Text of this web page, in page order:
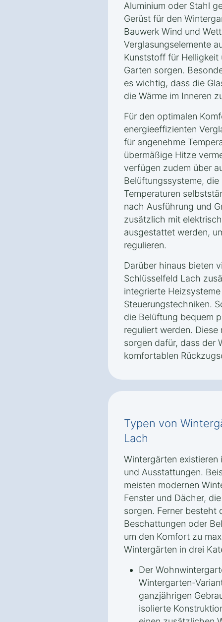
Aluminium oder Stahl
Gerüst für den
Bauwerk Wind und
Verglasungselemente
Kunststoff für Helligkeit
Garten sorgen.
es wichtig, dass die
die Wärme im Inneren
Für den optimalen
energieeffizienten
für angenehme
übermäßige Hitze
verfügen zudem über
Belüftungssysteme,
Temperaturen
nach Ausführung und
zusätzlich mit
ausgestattet werden,
regulieren.
Darüber hinaus bieten
Schlüsselfeld Lach
integrierte
Steuerungstechniken.
die Belüftung bequem
reguliert werden.
sorgen dafür, dass der
komfortablen
Typen von
Lach
Wintergärten existieren
und Ausstattungen.
meisten modernen
Fenster und Dächer,
sorgen. Ferner
Beschattungen oder
um den Komfort zu
Wintergärten in drei
Der
Wintergarten-
ganzjährigen
isolierte